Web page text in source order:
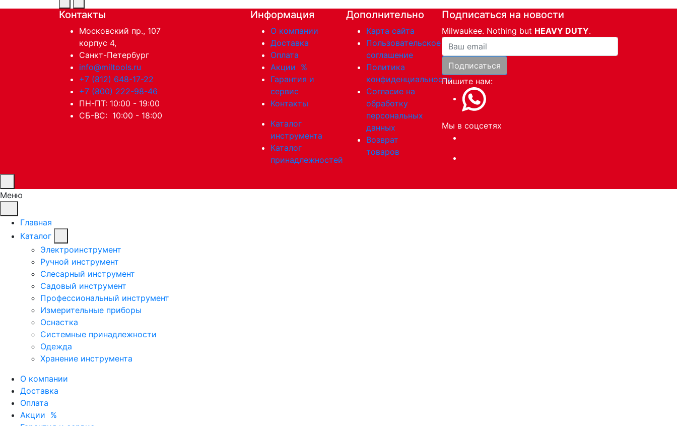
Контакты
Московский пр., 107
корпус 4,
Санкт-Петербург
info@miltools.ru
+7 (812) 648-17-22
+7 (800) 222-98-46
ПН-ПТ: 10:00 - 19:00
СБ-ВС: 10:00 - 18:00
Информация
О компании
Доставка
Оплата
Акции %
Гарантия и
сервис
Контакты
Каталог
инструмента
Каталог
принадлежностей
Дополнительно
Карта сайта
Пользовательское
соглашение
Политика
конфиденциальности
Согласие на
обработку
персональных
данных
Возврат
товаров
Подписаться на новости
Milwaukee. Nothing but HEAVY DUTY.
Ваша почта
Подписаться
Пишите нам:
Мы в соцсетях
Меню
Главная
Каталог
Электроинструмент
Ручной инструмент
Слесарный инструмент
Садовый инструмент
Профессиональный инструмент
Измерительные приборы
Оснастка
Системные принадлежности
Одежда
Хранение инструмента
О компании
Доставка
Оплата
Акции %